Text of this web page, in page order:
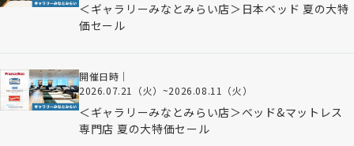
＜ギャラリーみなとみらい店＞日本ベッド 夏の大特
価セール
開催日時｜
2026.07.21（火） ~2026.08.11（火）
＜ギャラリーみなとみらい店＞ベッド&マットレス
専門店 夏の大特価セール